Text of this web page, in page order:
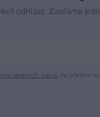
odhlásit. Zasíláme
osobních údajů za účelem